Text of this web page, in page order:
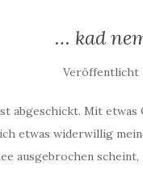
… kad
Veröffentlicht
abgeschickt. Mit
etwas widerwillig
ausgebrochen